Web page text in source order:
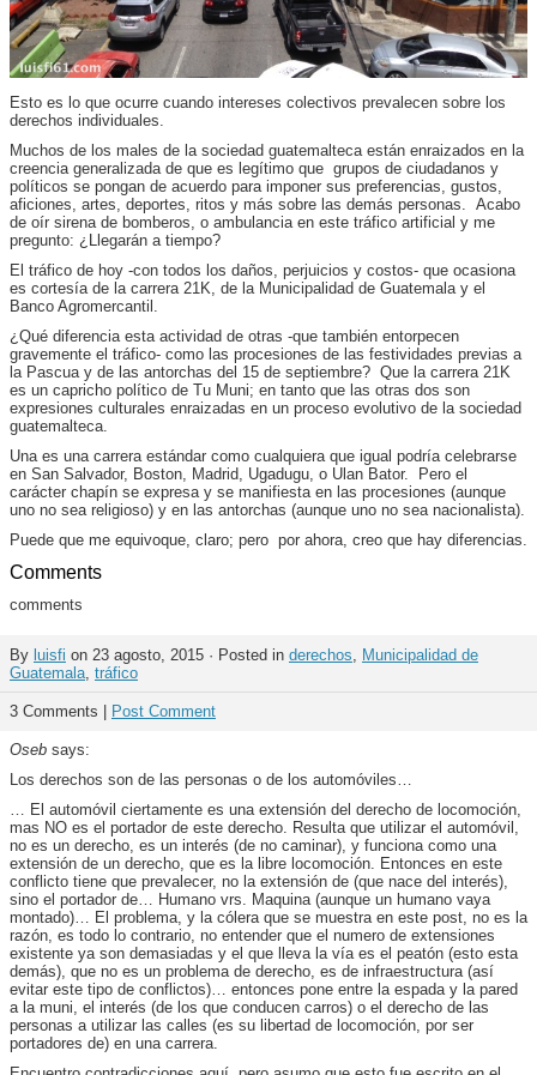
Esto es lo que ocurre cuando intereses colectivos prevalecen sobre los
derechos individuales.
Muchos de los males de la sociedad guatemalteca están enraizados en la
creencia generalizada de que es legítimo que grupos de ciudadanos y
políticos se pongan de acuerdo para imponer sus preferencias, gustos,
aficiones, artes, deportes, ritos y más sobre las demás personas. Acabo
de oír sirena de bomberos, o ambulancia en este tráfico artificial y me
pregunto: ¿Llegarán a tiempo?
El tráfico de hoy -con todos los daños, perjuicios y costos- que ocasiona
es cortesía de la carrera 21K, de la Municipalidad de Guatemala y el
Banco Agromercantil.
¿Qué diferencia esta actividad de otras -que también entorpecen
gravemente el tráfico- como las procesiones de las festividades previas a
la Pascua y de las antorchas del 15 de septiembre? Que la carrera 21K
es un capricho político de Tu Muni; en tanto que las otras dos son
expresiones culturales enraizadas en un proceso evolutivo de la sociedad
guatemalteca.
Una es una carrera estándar como cualquiera que igual podría celebrarse
en San Salvador, Boston, Madrid, Ugadugu, o Ulan Bator. Pero el
carácter chapín se expresa y se manifiesta en las procesiones (aunque
uno no sea religioso) y en las antorchas (aunque uno no sea nacionalista).
Puede que me equivoque, claro; pero por ahora, creo que hay diferencias.
Comments
comments
By luisfi on 23 agosto, 2015 · Posted in derechos, Municipalidad de
Guatemala, tráfico
3 Comments | Post Comment
Oseb says:
Los derechos son de las personas o de los automóviles…
… El automóvil ciertamente es una extensión del derecho de locomoción,
mas NO es el portador de este derecho. Resulta que utilizar el automóvil,
no es un derecho, es un interés (de no caminar), y funciona como una
extensión de un derecho, que es la libre locomoción. Entonces en este
conflicto tiene que prevalecer, no la extensión de (que nace del interés),
sino el portador de… Humano vrs. Maquina (aunque un humano vaya
montado)… El problema, y la cólera que se muestra en este post, no es la
razón, es todo lo contrario, no entender que el numero de extensiones
existente ya son demasiadas y el que lleva la vía es el peatón (esto esta
demás), que no es un problema de derecho, es de infraestructura (así
evitar este tipo de conflictos)… entonces pone entre la espada y la pared
a la muni, el interés (de los que conducen carros) o el derecho de las
personas a utilizar las calles (es su libertad de locomoción, por ser
portadores de) en una carrera.